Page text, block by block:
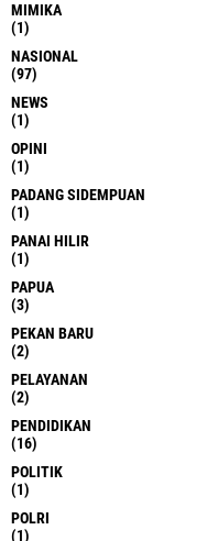
MIMIKA
(1)
NASIONAL
(97)
NEWS
(1)
OPINI
(1)
PADANG SIDEMPUAN
(1)
PANAI HILIR
(1)
PAPUA
(3)
PEKAN BARU
(2)
PELAYANAN
(2)
PENDIDIKAN
(16)
POLITIK
(1)
POLRI
(1)